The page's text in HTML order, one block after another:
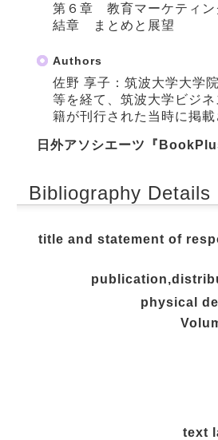
第６章 教育マーケティン
結章 まとめと展望
Authors
佐野 享子：筑波大学大学
等を経て、筑波大学ビジ
籍が刊行された当時に掲
日外アソシエーツ『
Bibliography Details
title and statement of
physical
text